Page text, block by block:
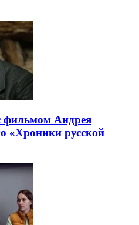
фильмом Андрея
«Хроники русской